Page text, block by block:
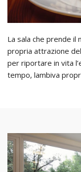
La sala che prende il
propria attrazione
per riportare in vita
tempo, lambiva